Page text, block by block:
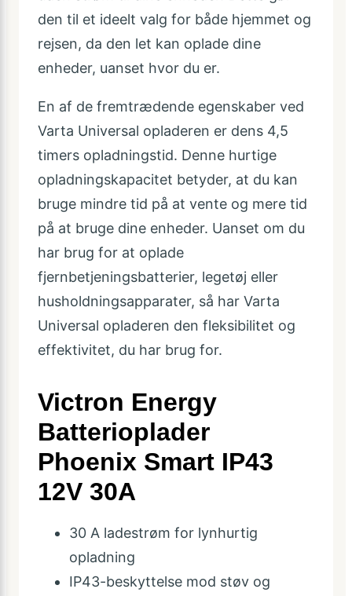
den til et ideelt valg for både hjemmet og
rejsen, da den let kan oplade dine
enheder, uanset hvor du er.
En af de fremtrædende egenskaber ved
Varta Universal opladeren er dens 4,5
timers opladningstid. Denne hurtige
opladningskapacitet betyder, at du kan
bruge mindre tid på at vente og mere tid
på at bruge dine enheder. Uanset om du
har brug for at oplade
fjernbetjeningsbatterier, legetøj eller
husholdningsapparater, så har Varta
Universal opladeren den fleksibilitet og
effektivitet, du har brug for.
Victron Energy
Batterioplader
Phoenix Smart IP43
12V 30A
30 A ladestrøm for lynhurtig
opladning
IP43-beskyttelse mod støv og